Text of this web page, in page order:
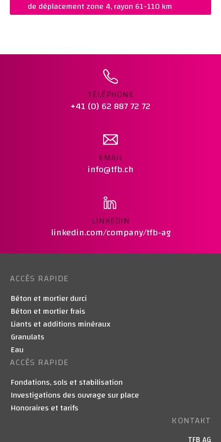
Ajouter au panier
de déplacement zone 4, rayon 61-110 km
TÉLÉPHONE
+41 (0) 62 887 72 72
EMAIL
info@tfb.ch
LINKEDIN
linkedin.com/company/tfb-ag
ACCÈS RAPIDE
Béton et mortier durci
Béton et mortier frais
Liants et additions minéraux
Granulats
Eau
ACCÈS RAPIDE
Fondations, sols et stabilisation
Investigations des ouvrage sur place
Honoraires et tarifs
KONTAKT